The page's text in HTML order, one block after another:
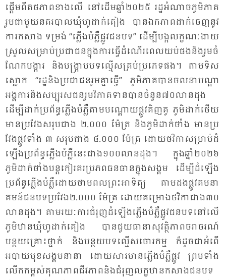
ផ្តើម​ពី​តថ​ភាព​ខាង​លើ នៅ​ដើម​ឆ្នាំ​២០២៥ រដ្ឋ​អំ​ណាច​ភូមិ​ភាគ
រួម​ជា​មួយ​នគរ​បាល​ឃុំ​ហូ​ដាក់​គៀង បាន​ឯក​ភាព​ដាក់​ចេញ​នូវ​
ការ​កសាង ទម្រង់ “ភ្លើង​បំ​ភ្លឺ​ផ្លូវ​ជន​បទ” ដើម្បី​បង្ក​លក្ខណៈ​ងាយ​
ស្រួល​សម្រាប់​ប្រ​ជា​ជន​ក្នុង​ការ​ធ្វើ​ដំ​ណើរ​ពេល​យប់​ផង​និង​រួម​ចំ​
ណែក​បង្ការ និង​បង្ក្រាប​បទ​ល្មើស​គ្រប់​ប្រ​ភេទ​ផង។ តាម​ទិស​
ស្លោក “រដ្ឋ​និង​ប្រ​ជា​ជន​រួមគ្នា​ធ្វើ” ភូមិ​ភាគ​បាន​ចល​នា​បណ្តា​
អង្គ​ការ​និង​សប្បុ​រស​ជនរួម​វិភាគ​ទាន​បាន​ចំ​នួន​៧០​លាន​ដុង
ដើម្បី​ដាក់​ប្រ​ព័ន្ធ​ភ្លើង​បំ​ភ្លឺ​តាម​បណ្តោយ​ផ្លូវ​គិញ​គូ ភូមិ​ដាក់​ថើយ
មាន​ប្រ​វែង​សរុប​ជាង ២.០០០ ម៉ែត្រ និង​ភូមិ​ដាក់​ថាំង មាន​ប្រ​
វែង​ផ្លូវ​ទាំង​ ៣ សរុប​ជាង ៤.០០០ ម៉ែត្រ ដោយ​ថវិ​កា​សម្រាប់​ដំ​
ឡើង​ប្រ​ព័ន្ធ​ភ្លើង​បំ​ភ្លឺ​នេះ​ជាង​១០០​លាន​ដុង។ ក្នុង​ឆ្នាំ​២០២៦
ភូមិ​ដាក់​ថាំង​បន្ត​កៀរ​គរ​ប្រ​ភព​ធន​ធាន​ក្នុង​សង្គម ដើម្បី​ដំ​ឡើង​
ប្រ​ព័ន្ធ​ភ្លើង​បំ​ភ្លឺ​ដោយ​ថាម​ពល​ព្រះ​អា​ទិត្យ តាម​ដង​ផ្លូវ​គមនា​
គមន៍​ជន​បទ​ប្រ​វែង​២.០០០ ម៉ែត្រ ដោយ​គម្រោង​ថវិ​កា​ជាង៣០​
លាន​ដុង។ តាម​រយៈ​ការ​ជំ​រុញ​ដំ​ឡើង​ភ្លើង​បំ​ភ្លឺ​ផ្លូវ​ជន​បទនៅ​លើ​
ភូមិ​ឋាន​ឃុំ​ហូ​ដាក់​គៀង បាន​ជួយ​ធា​នា​សុ​វត្ថិ​ភាព​ចរា​ចរណ៍
បន្ថយ​គ្រោះ​ថ្នាក់ និង​បន្ថយ​បទ​ល្មើស​ចោរ​កម្ម ក៏​ដូច​ជា​អំ​ពើ​
អបាយ​មុខ​សង្គម​នា​នា ដោយ​សារ​មាន​ភ្លើង​បំ​ភ្លឺ​ផ្លូវ ព្រម​ទាំង​
លើក​កម្ពស់​គុណ​ភាព​ជីវ​ភាព​និង​ជំ​រុញ​លក្ខ​ឋាន​កសាង​ជន​បទ​